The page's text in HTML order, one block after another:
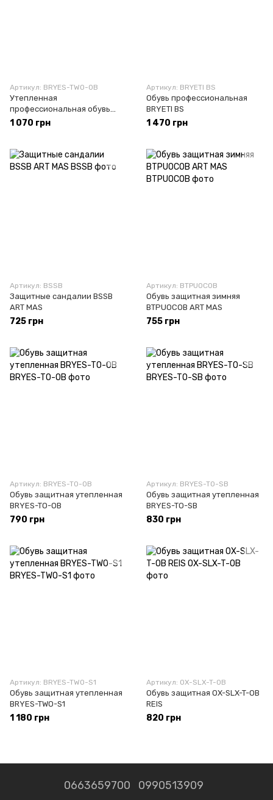
Артикул: BRYES-TWO-OB
Утепленная
профессиональная обувь
BRYES-TWO-OB
1 070 грн
Артикул: BRYETI BS
Обувь профессиональная
BRYETI BS
1 470 грн
Артикул: BSSB
Защитные сандалии BSSB
ART MAS
725 грн
Артикул: BTPUOCOB
Обувь защитная зимняя
BTPUOCOB ART MAS
755 грн
Артикул: BRYES-TO-OB
Обувь защитная утепленная
BRYES-TO-OB
790 грн
Артикул: BRYES-TO-SB
Обувь защитная утепленная
BRYES-TO-SB
830 грн
Артикул: BRYES-TWO-S1
Обувь защитная утепленная
BRYES-TWO-S1
1 180 грн
Артикул: OX-SLX-T-OB
Обувь защитная OX-SLX-T-OB
REIS
820 грн
0663659700 0990513909